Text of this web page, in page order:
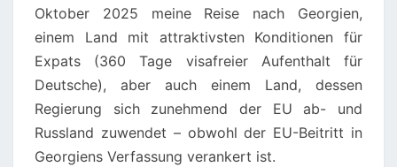
Oktober 2025 meine Reise nach Georgien,
einem Land mit attraktivsten Konditionen für
Expats (360 Tage visafreier Aufenthalt für
Deutsche), aber auch einem Land, dessen
Regierung sich zunehmend der EU ab- und
Russland zuwendet – obwohl der EU-Beitritt in
Georgiens Verfassung verankert ist.